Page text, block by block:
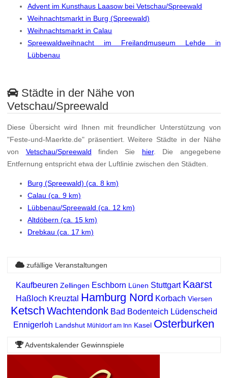
Advent im Kunsthaus Laasow bei Vetschau/Spreewald
Weihnachtsmarkt in Burg (Spreewald)
Weihnachtsmarkt in Calau
Spreewaldweihnacht im Freilandmuseum Lehde in
Lübbenau
Städte in der Nähe von
Vetschau/Spreewald
Diese Übersicht wird Ihnen mit freundlicher Unterstützung von
"Feste-und-Maerkte.de" präsentiert. Weitere Städte in der Nähe
von Vetschau/Spreewald finden Sie hier. Die angegebene
Entfernung entspricht etwa der Luftlinie zwischen den Städten.
Burg (Spreewald) (ca. 8 km)
Calau (ca. 9 km)
Lübbenau/Spreewald (ca. 12 km)
Altdöbern (ca. 15 km)
Drebkau (ca. 17 km)
zufällige Veranstaltungen
Kaufbeuren Zellingen Eschborn Lünen Stuttgart Kaarst
Haßloch Kreuztal Hamburg Nord Korbach Viersen
Ketsch Wachtendonk Bad Bodenteich Lüdenscheid
Ennigerloh Landshut Mühldorf am Inn Kasel Osterburken
Adventskalender Gewinnspiele